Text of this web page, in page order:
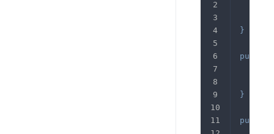
}
public
}
public